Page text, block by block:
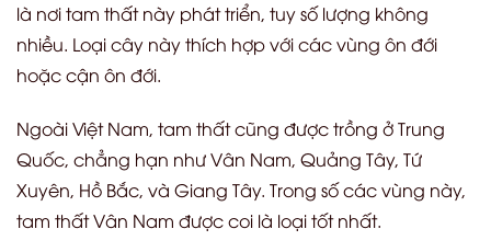
là nơi tam thất này phát triển, tuy số lượng không
nhiều. Loại cây này thích hợp với các vùng ôn đới
hoặc cận ôn đới.
Ngoài Việt Nam, tam thất cũng được trồng ở Trung
Quốc, chẳng hạn như Vân Nam, Quảng Tây, Tứ
Xuyên, Hồ Bắc, và Giang Tây. Trong số các vùng này,
tam thất Vân Nam được coi là loại tốt nhất.